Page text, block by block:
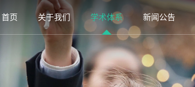
首页 关于我们 学术体系 新闻公告